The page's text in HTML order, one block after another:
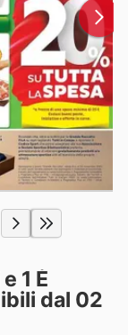
1 È
dal 02